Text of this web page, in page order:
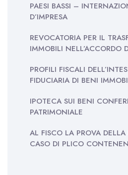
PAESI BASSI –
D’IMPRESA
REVOCATORIA PER IL
IMMOBILI NELL’ACCORDO
PROFILI FISCALI
FIDUCIARIA DI BENI
IPOTECA SUI BENI
PATRIMONIALE
AL FISCO LA PROVA
CASO DI PLICO